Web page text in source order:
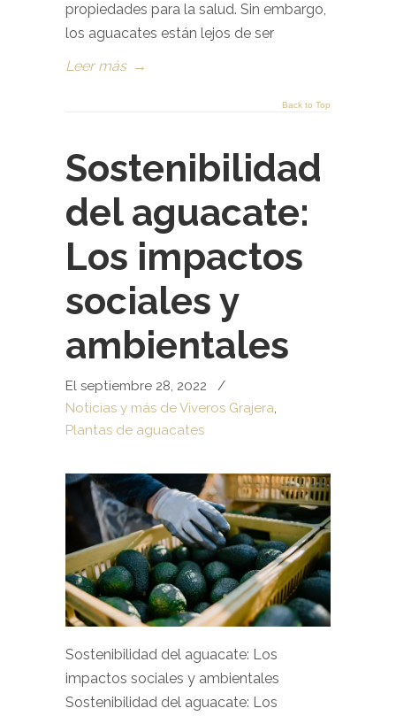
propiedades para la salud. Sin embargo,
los aguacates están lejos de ser
Leer más →
Back to Top
Sostenibilidad
del aguacate:
Los impactos
sociales y
ambientales
El septiembre 28, 2022
/
Noticias y más de Viveros Grajera,
Plantas de aguacates
Sostenibilidad del aguacate: Los
impactos sociales y ambientales
Sostenibilidad del aguacate: Los